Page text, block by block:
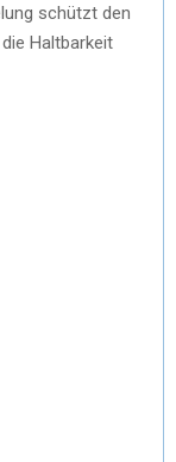
schützt den
Haltbarkeit